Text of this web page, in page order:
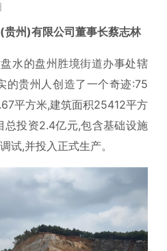
州)有限公司董事长蔡志林
水的盘州胜境街道办事处辖
的贵州人创造了一个奇迹:75
平方米,建筑面积25412平方
总投资2.4亿元,包含基础设施
试,并投入正式生产。